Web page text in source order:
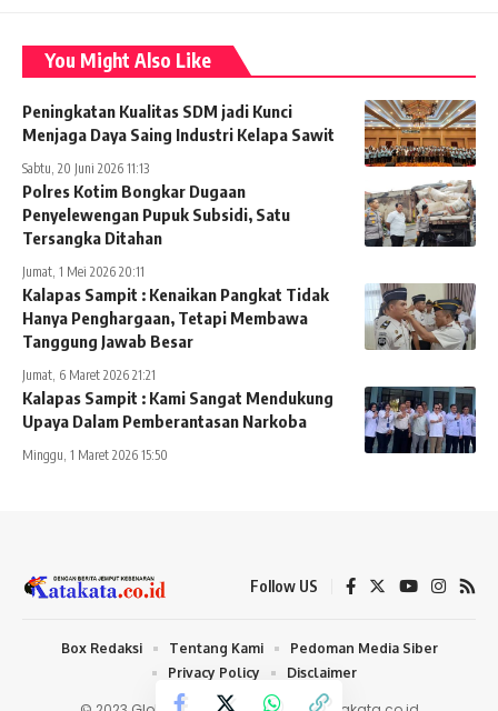
You Might Also Like
Peningkatan Kualitas SDM jadi Kunci
Menjaga Daya Saing Industri Kelapa Sawit
Sabtu, 20 Juni 2026 11:13
Polres Kotim Bongkar Dugaan
Penyelewengan Pupuk Subsidi, Satu
Tersangka Ditahan
Jumat, 1 Mei 2026 20:11
Kalapas Sampit : Kenaikan Pangkat Tidak
Hanya Penghargaan, Tetapi Membawa
Tanggung Jawab Besar
Jumat, 6 Maret 2026 21:21
Kalapas Sampit : Kami Sangat Mendukung
Upaya Dalam Pemberantasan Narkoba
Minggu, 1 Maret 2026 15:50
Follow US
Box Redaksi Tentang Kami
Pedoman Media Siber
Privacy Policy
Disclaimer